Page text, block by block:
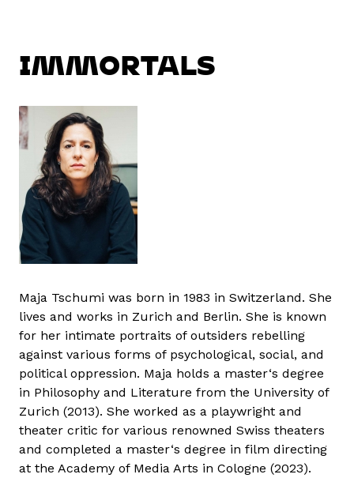
IMMORTALS
Maja Tschumi was born in 1983 in Switzerland. She
lives and works in Zurich and Berlin. She is known
for her intimate portraits of outsiders rebelling
against various forms of psychological, social, and
political oppression. Maja holds a master‘s degree
in Philosophy and Literature from the University of
Zurich (2013). She worked as a playwright and
theater critic for various renowned Swiss theaters
and completed a master‘s degree in film directing
at the Academy of Media Arts in Cologne (2023).